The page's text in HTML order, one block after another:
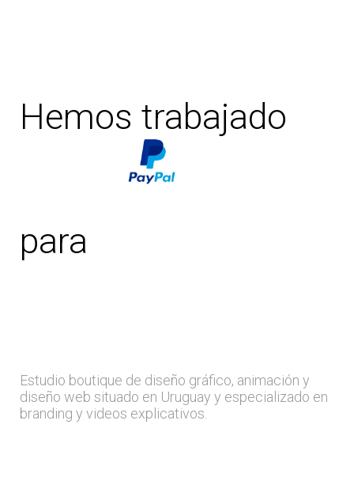
Hemos trabajado
para
Estudio boutique de diseño gráfico, animación y
diseño web situado en Uruguay y especializado en
branding y videos explicativos.